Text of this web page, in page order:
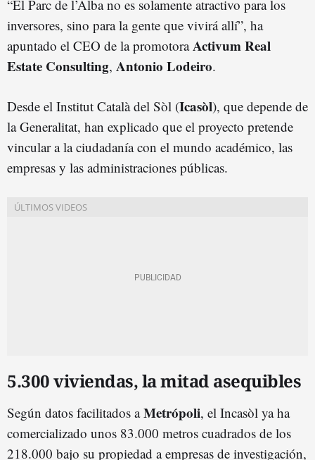
“El Parc de l’Alba no es solamente atractivo para los
inversores, sino para la gente que vivirá allí”, ha
apuntado el CEO de la promotoraActivum Real
Estate Consulting, Antonio Lodeiro.
Desde el Institut Català del Sòl (Icasòl), que depende de
la Generalitat, han explicado que el proyecto pretende
vincular a la ciudadanía con el mundo académico, las
empresas y las administraciones públicas.
5.300 viviendas, la mitad asequibles
Según datos facilitados aMetrópoli, el Incasòl ya ha
comercializado unos 83.000 metros cuadrados de los
218.000 bajo su propiedad a empresas de investigación,